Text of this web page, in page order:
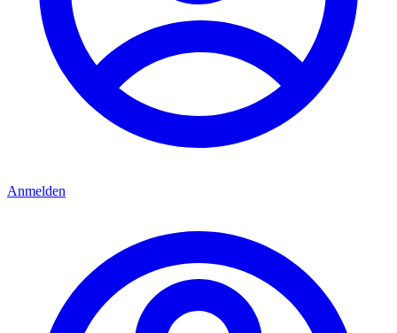
Anmelden